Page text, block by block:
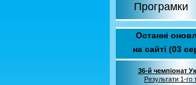
Програмки
Останні
на сайті (03
36-й чемпіонат
Результати 1-го